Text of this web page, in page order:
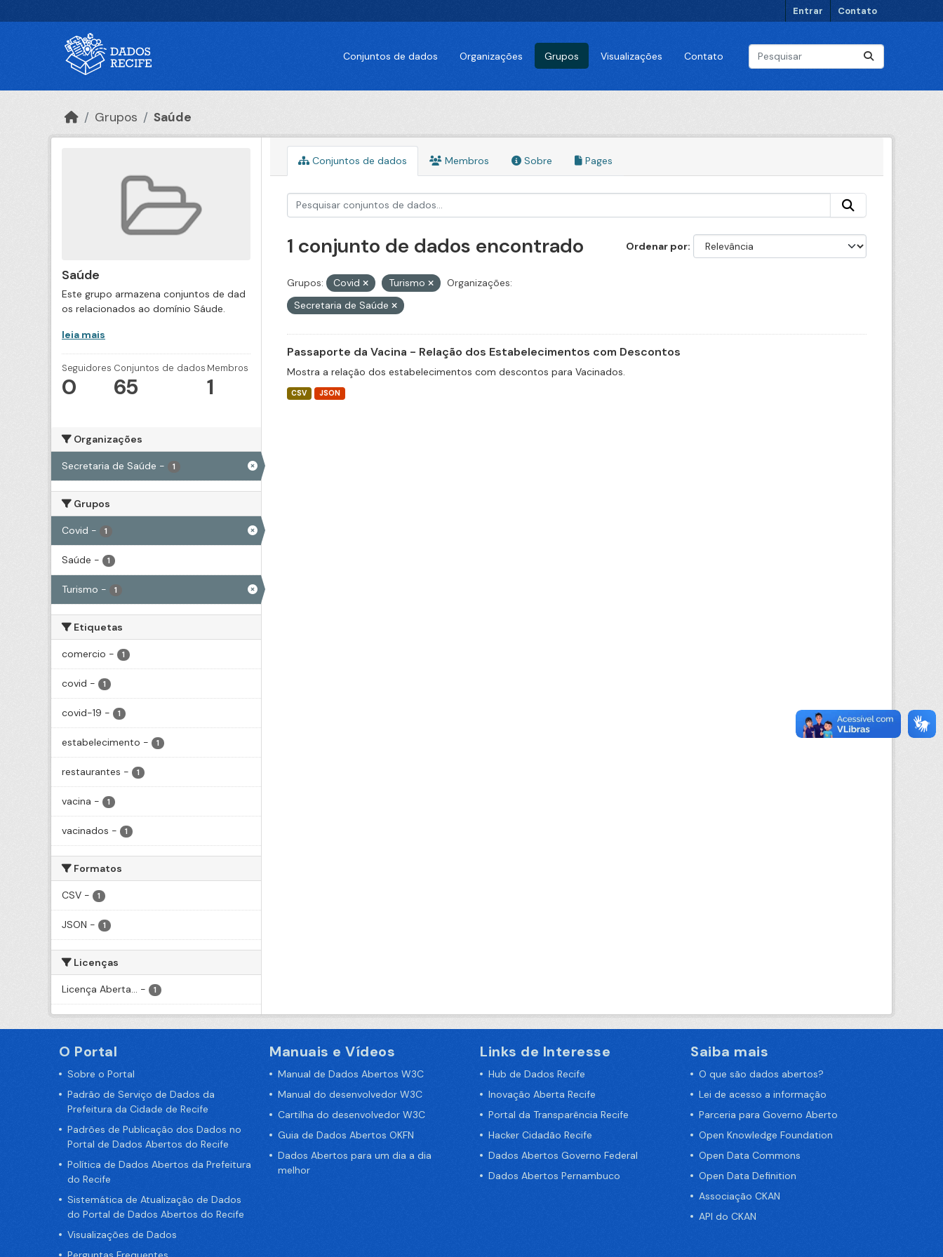
Entrar Contato
Conjuntos de dados Organizações Grupos Visualizações Contato
Grupos Saúde
Saúde
Este grupo armazena conjuntos de dad
os relacionados ao domínio Sáude.
leia mais
Seguidores
0
Conjuntos de dados
65
Membros
1
Organizações
Secretaria de Saúde - 1
Grupos
Covid - 1
Saúde - 1
Turismo - 1
Etiquetas
comercio - 1
covid - 1
covid-19 - 1
estabelecimento - 1
restaurantes - 1
vacina - 1
vacinados - 1
Formatos
CSV - 1
JSON - 1
Licenças
Licença Aberta... - 1
Conjuntos de dados Membros Sobre Pages
Ordenar por
1 conjunto de dados encontrado
Grupos: Covid Turismo
Organizações:
Secretaria de Saúde
Passaporte da Vacina - Relação dos Estabelecimentos com Descontos
Mostra a relação dos estabelecimentos com descontos para Vacinados.
CSV JSON
O Portal
Sobre o Portal
Padrão de Serviço de Dados da
Prefeitura da Cidade de Recife
Padrões de Publicação dos Dados no
Portal de Dados Abertos do Recife
Política de Dados Abertos da Prefeitura
do Recife
Sistemática de Atualização de Dados
do Portal de Dados Abertos do Recife
Visualizações de Dados
Manuais e Vídeos
Manual de Dados Abertos W3C
Manual do desenvolvedor W3C
Cartilha do desenvolvedor W3C
Guia de Dados Abertos OKFN
Dados Abertos para um dia a dia
melhor
Links de Interesse
Hub de Dados Recife
Inovação Aberta Recife
Portal da Transparência Recife
Hacker Cidadão Recife
Dados Abertos Governo Federal
Dados Abertos Pernambuco
Saiba mais
O que são dados abertos?
Lei de acesso a informação
Parceria para Governo Aberto
Open Knowledge Foundation
Open Data Commons
Open Data Definition
Associação CKAN
API do CKAN